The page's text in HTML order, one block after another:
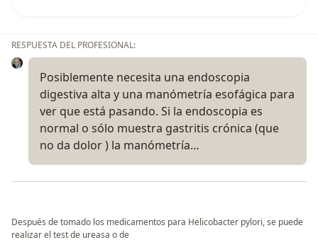
RESPUESTA DEL PROFESIONAL:
Posiblemente necesita una endoscopia
digestiva alta y una manómetría esofágica para
ver que está pasando. Si la endoscopia es
normal o sólo muestra gastritis crónica (que
no da dolor ) la manómetría…
Después de tomado los medicamentos para Helicobacter pylori, se puede
realizar el test de ureasa o de